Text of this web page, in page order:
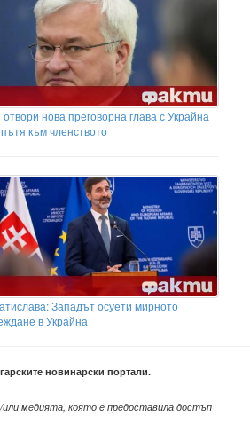
нова преговорна глава с Украйна
към членството
Западът осуети мирното
в Украйна
новинарски портали.
медията, която е предоставила достъп